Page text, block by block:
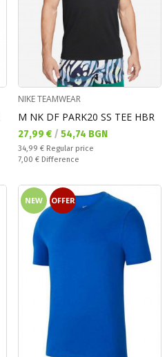
NIKE TEAMWEAR
M NK DF PARK20 SS TEE HBR
Текуща цена:
27,99 € / 54,74 BGN
Regular price:
34,99 € Regular price
Спестявате:
7,00 € Difference
NEW OFFER